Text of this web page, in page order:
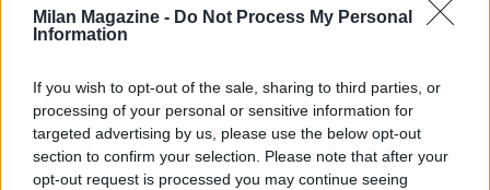
Milan Magazine - Do Not Process My Personal
Information
If you wish to opt-out of the sale, sharing to third parties, or
processing of your personal or sensitive information for
targeted advertising by us, please use the below opt-out
section to confirm your selection. Please note that after your
opt-out request is processed you may continue seeing
YouTube: "C'è chi ha dato Musah al Napoli al 100%, ma io
questa trattativa non l'ho mai data per fatta. Avevo detto che
e che presto si sarebbero potuti risolvere i problemi legati al
trasferimento, ma non ho mai detto che era fatta. Il Milan ha
un budget da investire per il reparto di centrocampo: ci sono
circa 100 milioni di euro e diversi calciatori a centrocampo,
quindi credo che troveranno una sistemazione per Musah".